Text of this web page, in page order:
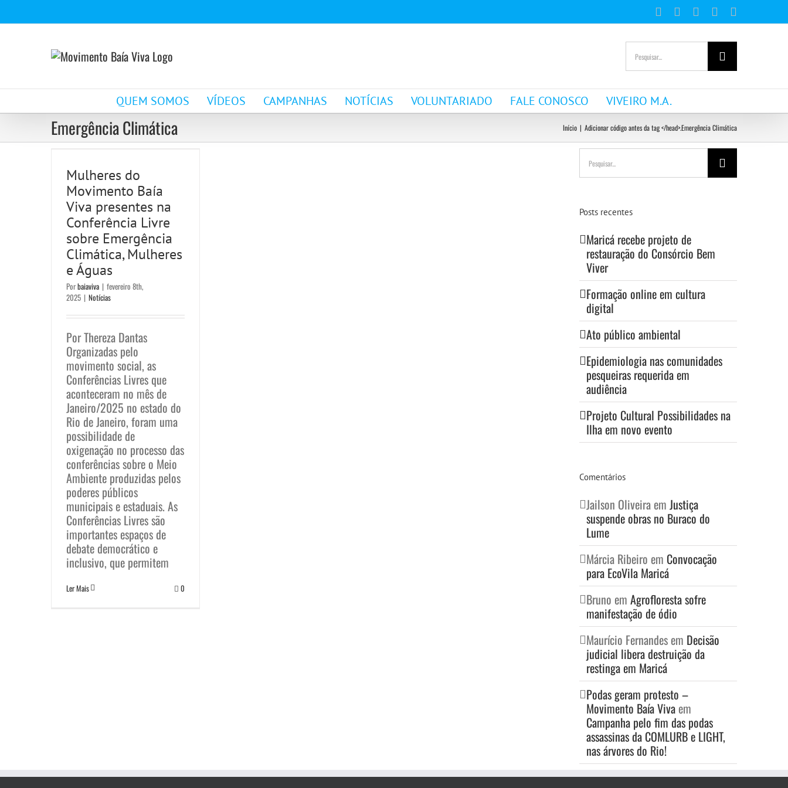
para
FacebookInstagramYouTubeWhatsApp
mail
Buscar
resultados
para:
QUEM SOMOS VÍDEOS CAMPANHAS NOTÍCIAS VOLUNTARIADO FALE CONOSCO VIVEIRO M.A.
Emergência Climática Início | Adicionar código antes da tag </head>.Emergência Climática
Movimento Baía Viva
presentes na
sobre Emergência
Climática, Mulheres e
Águas
Notícias
Mulheres do
Movimento Baía
Viva presentes na
Conferência Livre
sobre Emergência
Climática, Mulheres
e Águas
Porbaiaviva | fevereiro 8th,
2025 | Notícias
Por Thereza Dantas
Organizadas pelo
movimento social, as
Conferências Livres que
aconteceram no mês de
Janeiro/2025 no estado do
Rio de Janeiro, foram uma
possibilidade de
oxigenação no processo das
conferências sobre o Meio
Ambiente produzidas pelos
poderes públicos
municipais e estaduais. As
Conferências Livres são
importantes espaços de
debate democrático e
inclusivo, que permitem
Ler Mais 0
Buscar
resultados
para:
Posts recentes
Maricá recebe projeto de
restauração do Consórcio Bem
Viver
Formação online em cultura
digital
Ato público ambiental
Epidemiologia nas comunidades
pesqueiras requerida em
audiência
Projeto Cultural Possibilidades na
Ilha em novo evento
Comentários
Jailson Oliveiraem Justiça
suspende obras no Buraco do
Lume
Márcia Ribeiro em Convocação
para EcoVila Maricá
Bruno em Agrofloresta sofre
manifestação de ódio
Maurício Fernandesem Decisão
judicial libera destruição da
restinga em Maricá
Podas geram protesto –
Movimento Baía Vivaem
Campanha pelo fim das podas
assassinas da COMLURB e LIGHT,
nas árvores do Rio!